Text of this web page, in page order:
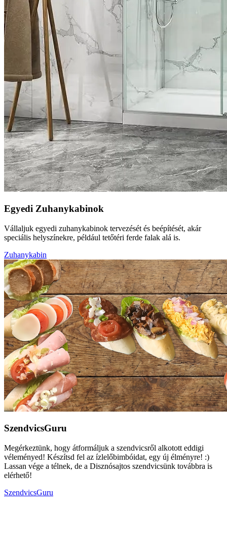
Egyedi Zuhanykabinok
Vállaljuk egyedi zuhanykabinok tervezését és beépítését, akár
speciális helyszínekre, például tetőtéri ferde falak alá is.
Zuhanykabin
SzendvicsGuru
Megérkeztünk, hogy átformáljuk a szendvicsről alkotott eddigi
véleményed! Készítsd fel az ízlelőbimbóidat, egy új élményre! :)
Lassan vége a télnek, de a Disznósajtos szendvicsünk továbbra is
elérhető!
SzendvicsGuru